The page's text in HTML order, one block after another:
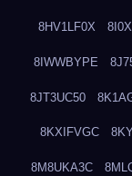
8HV1LF0X
8IWWBYPE
8JT3UC50
8KXIFVGC
8M8UKA3C